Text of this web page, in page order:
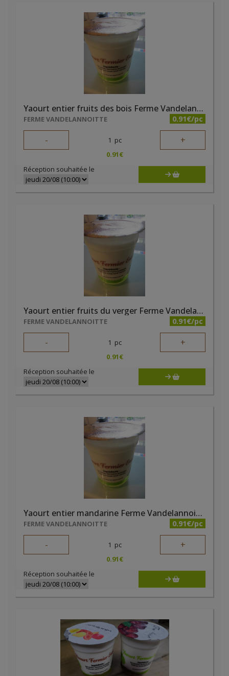
Yaourt entier fruits des bois Ferme Vandelannoitte
FERME VANDELANNOITTE 0.91€/pc
- 1 pc +
0.91€
Réception souhaitée le
Yaourt entier fruits du verger Ferme Vandelannoitte
FERME VANDELANNOITTE 0.91€/pc
- 1 pc +
0.91€
Réception souhaitée le
Yaourt entier mandarine Ferme Vandelannoitte
FERME VANDELANNOITTE 0.91€/pc
- 1 pc +
0.91€
Réception souhaitée le